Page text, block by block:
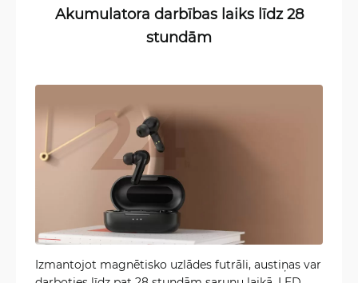
Akumulatora darbības laiks līdz 28
stundām
Izmantojot magnētisko uzlādes futrāli, austiņas var